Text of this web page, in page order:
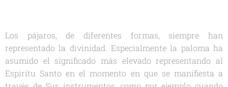
Los pájaros, de diferentes formas, siempre han
representado la divinidad. Especialmente la paloma ha
asumido el significado más elevado representando al
Espíritu Santo en el momento en que se manifiesta a